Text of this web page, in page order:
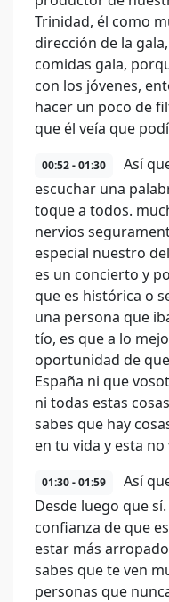
Trinidad, él como
dirección de la
comidas gala,
con los jóvenes,
hacer un poco de
que él veía que
00:52 - 01:30
Así
escuchar una
toque a todos.
nervios
especial nuestro
es un concierto y
que es histórica o
una persona que
tío, es que a lo
oportunidad de
España ni que
ni todas estas
sabes que hay
en tu vida y esta no
01:30 - 01:59
Así
Desde luego que
confianza de que
estar más
sabes que te ven
personas que